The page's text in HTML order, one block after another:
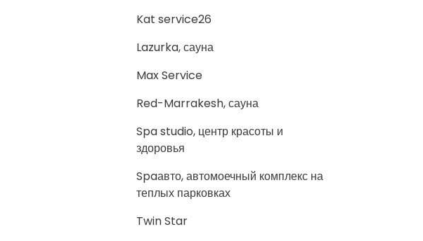
Kat service26
Lazurka, сауна
Max Service
Red-Marrakesh, сауна
Spa studio, центр красоты и
здоровья
Spaавто, автомоечный комплекс на
теплых парковках
Twin Star